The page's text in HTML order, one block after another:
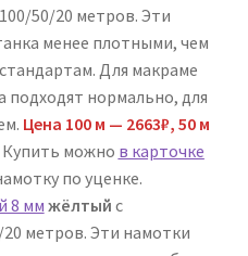
50/20 метров. Эти
менее плотными, чем
Для макраме
подходят нормально, для
Цена 100 м — 2663₽, 50 м
Купить можно в карточке
по уценке.
8 мм жёлтый с
метров. Эти намотки